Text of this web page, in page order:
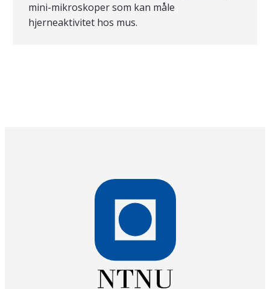
mini-mikroskoper som kan måle
hjerneaktivitet hos mus.